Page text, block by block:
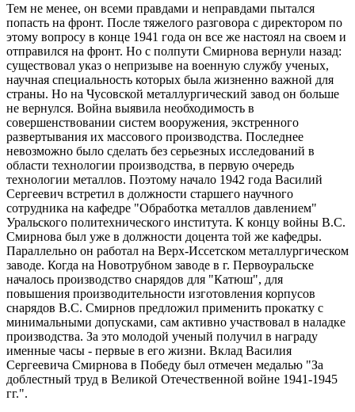
Тем не менее, он всеми правдами и неправдами пытался
попасть на фронт. После тяжелого разговора с директором по
этому вопросу в конце 1941 года он все же настоял на своем и
отправился на фронт. Но с полпути Смирнова вернули назад:
существовал указ о непризыве на военную службу ученых,
научная специальность которых была жизненно важной для
страны. Но на Чусовской металлургический завод он больше
не вернулся. Война выявила необходимость в
совершенствовании систем вооружения, экстренного
развертывания их массового производства. Последнее
невозможно было сделать без серьезных исследований в
области технологии производства, в первую очередь
технологии металлов. Поэтому начало 1942 года Василий
Сергеевич встретил в должности старшего научного
сотрудника на кафедре "Обработка металлов давлением"
Уральского политехнического института. К концу войны В.С.
Смирнова был уже в должности доцента той же кафедры.
Параллельно он работал на Верх-Иссетском металлургическом
заводе. Когда на Новотрубном заводе в г. Первоуральске
началось производство снарядов для "Катюш", для
повышения производительности изготовления корпусов
снарядов В.С. Смирнов предложил применить прокатку с
минимальными допусками, сам активно участвовал в наладке
производства. За это молодой ученый получил в награду
именные часы - первые в его жизни. Вклад Василия
Сергеевича Смирнова в Победу был отмечен медалью "За
доблестный труд в Великой Отечественной войне 1941-1945
гг.".